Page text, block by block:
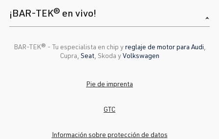
¡BAR-TEK® en vivo!
BAR-TEK®️ - Tu especialista en chip yreglaje de motor para Audi
Cupra, Seat, Skoda yVolkswagen
Pie de imprenta
GTC
Información sobre protección de datos